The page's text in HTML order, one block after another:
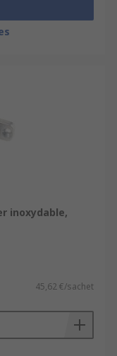
inoxydable,
45,62 €/sachet